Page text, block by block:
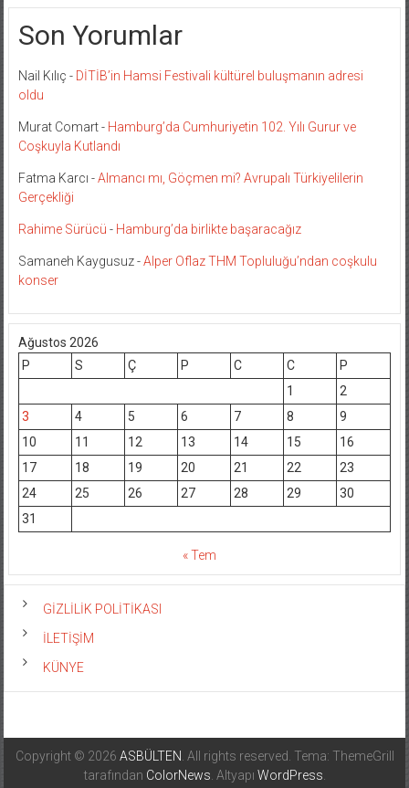
Son Yorumlar
Nail Kılıç - DİTİB’in Hamsi Festivali kültürel buluşmanın adresi
oldu
Murat Comart- Hamburg’da Cumhuriyetin 102. Yılı Gurur ve
Coşkuyla Kutlandı
Fatma Karcı -Almancı mı, Göçmen mi? Avrupalı Türkiyelilerin
Gerçekliği
Rahime Sürücü - Hamburg’da birlikte başaracağız
Samaneh Kaygusuz-Alper Oflaz THM Topluluğu’ndan coşkulu
konser
Ağustos 2026
P
S Ç P C C
P
1
2
3
4 5 6 7 8
9
10
11 12 13 14 15
16
17
18 19 20 21 22
23
24
25 26 27 28 29
30
31
« Tem
GİZLİLİK POLİTİKASI
İLETİŞİM
KÜNYE
Copyright © 2026 ASBÜLTEN . All rights reserved. Tema: ThemeGrill
tarafından ColorNews . Altyapı WordPress